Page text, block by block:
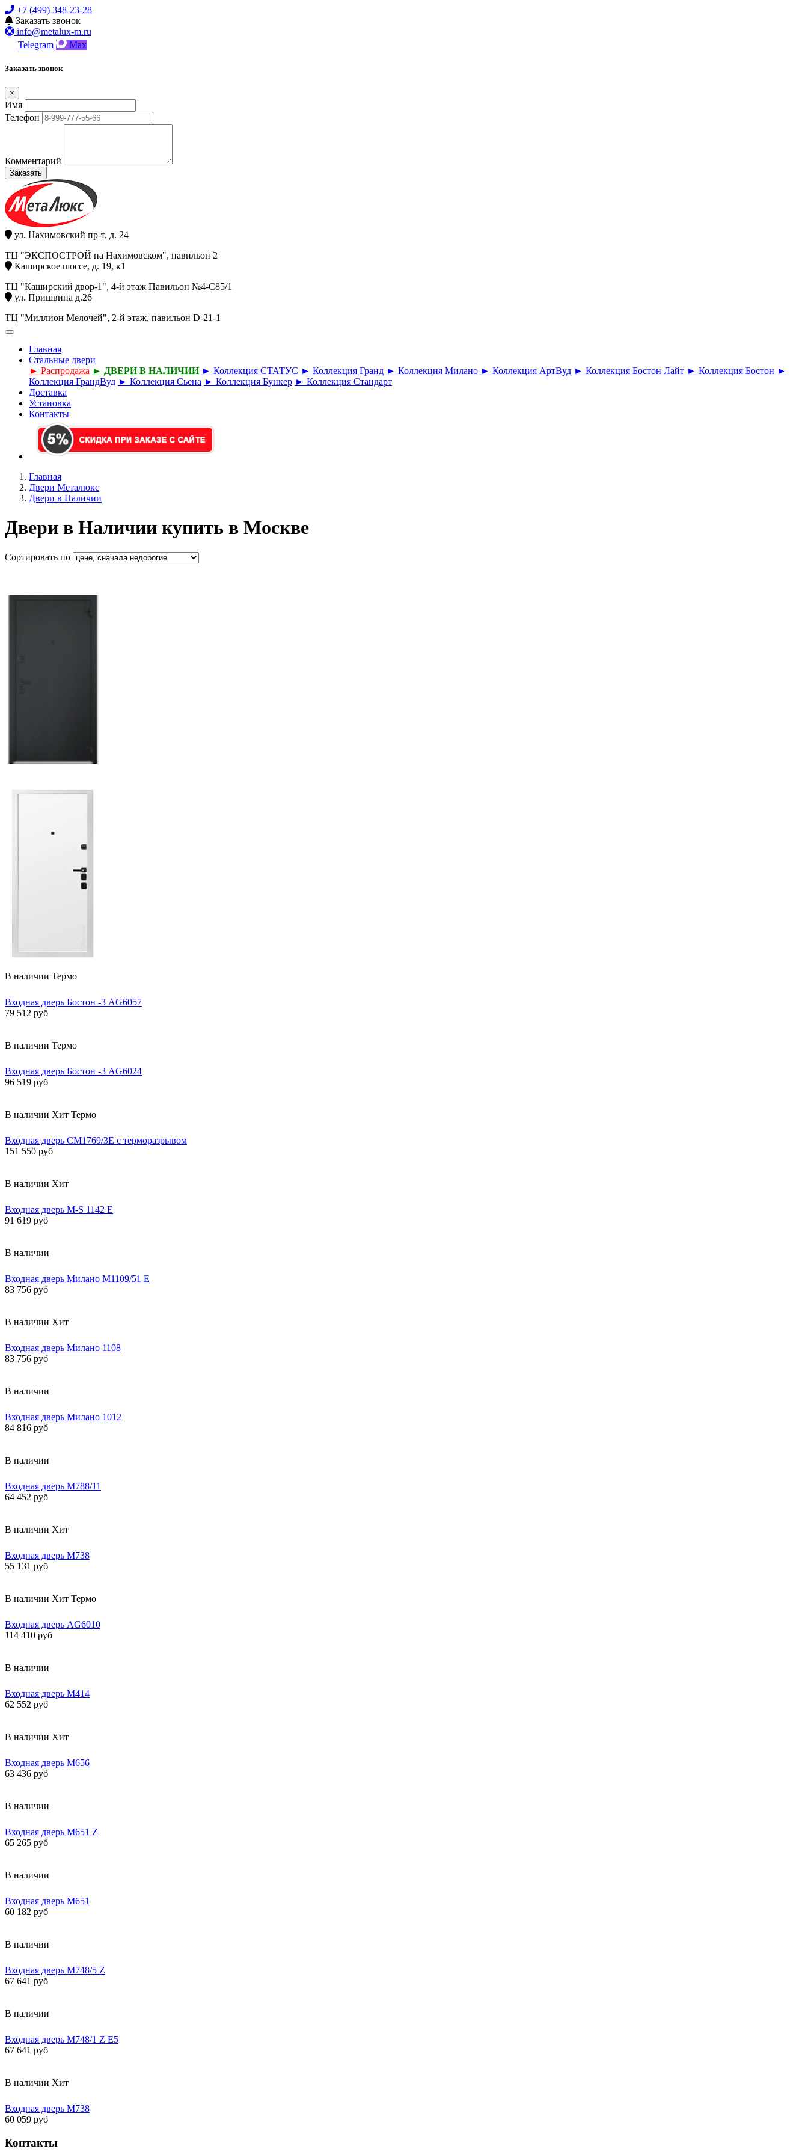
+7 (499) 348-23-28
Заказать звонок
info@metalux-m.ru
Telegram
Max
Заказать звонок
×
Имя
Телефон
Комментарий
Заказать
ул. Нахимовский пр-т, д. 24
ТЦ "ЭКСПОСТРОЙ на Нахимовском", павильон 2
Каширское шоссе, д. 19, к1
ТЦ "Каширский двор-1", 4-й этаж Павильон №4-С85/1
ул. Пришвина д.26
ТЦ "Миллион Мелочей", 2-й этаж, павильон D-21-1
Главная
Стальные двери
► Распродажа ► ДВЕРИ В НАЛИЧИИ ► Коллекция СТАТУС ► Коллекция Гранд ► Коллекция Милано ► Коллекция АртВуд ► Коллекция Бостон Лайт ► Коллекция Бостон ►
Коллекция ГрандВуд ► Коллекция Сьена ► Коллекция Бункер ► Коллекция Стандарт
Доставка
Установка
Контакты
Главная
Двери Металюкс
Двери в Наличии
Двери в Наличии купить в Москве
Сортировать по
В наличии Термо
Входная дверь Бостон -3 AG6057
79 512 руб
В наличии Термо
Входная дверь Бостон -3 AG6024
96 519 руб
В наличии Хит Термо
Входная дверь СМ1769/3Е с терморазрывом
151 550 руб
В наличии Хит
Входная дверь М-S 1142 E
91 619 руб
В наличии
Входная дверь Милано М1109/51 Е
83 756 руб
В наличии Хит
Входная дверь Милано 1108
83 756 руб
В наличии
Входная дверь Милано 1012
84 816 руб
В наличии
Входная дверь М788/11
64 452 руб
В наличии Хит
Входная дверь М738
55 131 руб
В наличии Хит Термо
Входная дверь AG6010
114 410 руб
В наличии
Входная дверь М414
62 552 руб
В наличии Хит
Входная дверь М656
63 436 руб
В наличии
Входная дверь М651 Z
65 265 руб
В наличии
Входная дверь М651
60 182 руб
В наличии
Входная дверь М748/5 Z
67 641 руб
В наличии
Входная дверь М748/1 Z Е5
67 641 руб
В наличии Хит
Входная дверь М738
60 059 руб
Контакты